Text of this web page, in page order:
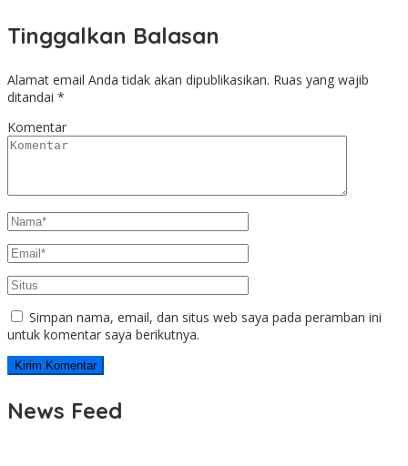
Tinggalkan Balasan
Alamat email Anda tidak akan dipublikasikan. Ruas yang wajib
ditandai *
Komentar
Simpan nama, email, dan situs web saya pada peramban ini
untuk komentar saya berikutnya.
News Feed